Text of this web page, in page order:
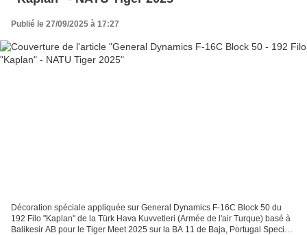
Publié le 27/09/2025 à 17:27
Décoration spéciale appliquée sur General Dynamics F-16C Block 50 du
192 Filo "Kaplan" de la Türk Hava Kuvvetleri (Armée de l'air Turque) basé à
Balikesir AB pour le Tiger Meet 2025 sur la BA 11 de Baja, Portugal Special